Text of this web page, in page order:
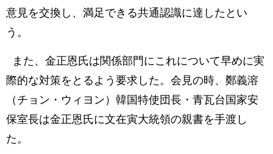
意見を交換し、満足できる共通認識に達したとい
う。
また、金正恩氏は関係部門にこれについて早めに実
際的な対策をとるよう要求した。会見の時、鄭義溶
（チョン・ウィヨン）韓国特使団長・青瓦台国家安
保室長は金正恩氏に文在寅大統領の親書を手渡し
た。